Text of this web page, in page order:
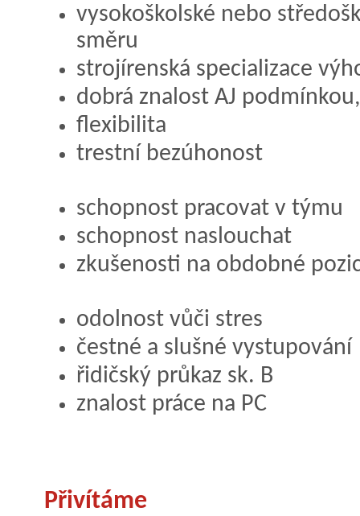
vysokoškolské nebo
směru
strojírenská specializace
dobrá znalost AJ
flexibilita
trestní bezúhonost
schopnost pracovat v týmu
schopnost naslouchat
zkušenosti na obdobné
odolnost vůči stres
čestné a slušné vystupování
řidičský průkaz sk. B
znalost práce na PC
Přivítáme